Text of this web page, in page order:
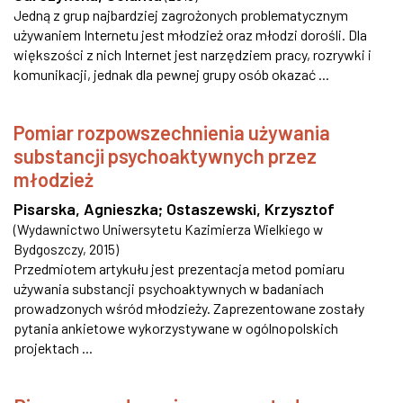
Jedną z grup najbardziej zagrożonych problematycznym
używaniem Internetu jest młodzież oraz młodzi dorośli. Dla
większości z nich Internet jest narzędziem pracy, rozrywki i
komunikacji, jednak dla pewnej grupy osób okazać ...
Pomiar rozpowszechnienia używania
substancji psychoaktywnych przez
młodzież
Pisarska, Agnieszka; Ostaszewski, Krzysztof
(Wydawnictwo Uniwersytetu Kazimierza Wielkiego w
Bydgoszczy, 2015)
Przedmiotem artykułu jest prezentacja metod pomiaru
używania substancji psychoaktywnych w badaniach
prowadzonych wśród młodzieży. Zaprezentowane zostały
pytania ankietowe wykorzystywane w ogólnopolskich
projektach ...